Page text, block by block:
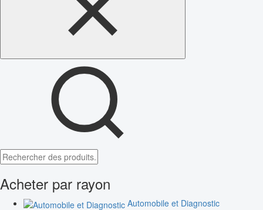
Acheter par rayon
Automobile et Diagnostic